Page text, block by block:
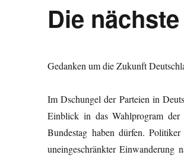
Die
Gedanken um die Zukunft
Im Dschungel der Parteien in
Einblick in das Wahlprogram
Bundestag haben dürfen.
uneingeschränkter